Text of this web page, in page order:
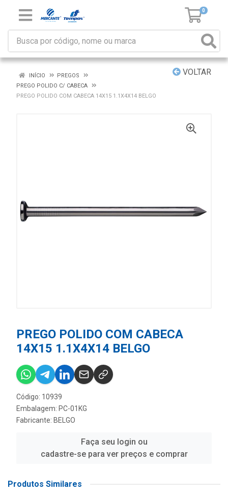
0
VOLTAR
INÍCIO
PREGOS
PREGO POLIDO C/ CABECA
PREGO POLIDO COM CABECA 14X15 1.1X4X14 BELGO
PREGO POLIDO COM CABECA
14X15 1.1X4X14 BELGO
Código: 10939
Embalagem: PC-01KG
Fabricante: BELGO
Faça seu login ou
cadastre-se para ver preços e comprar
Produtos Similares